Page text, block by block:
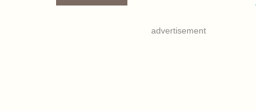
advertisement